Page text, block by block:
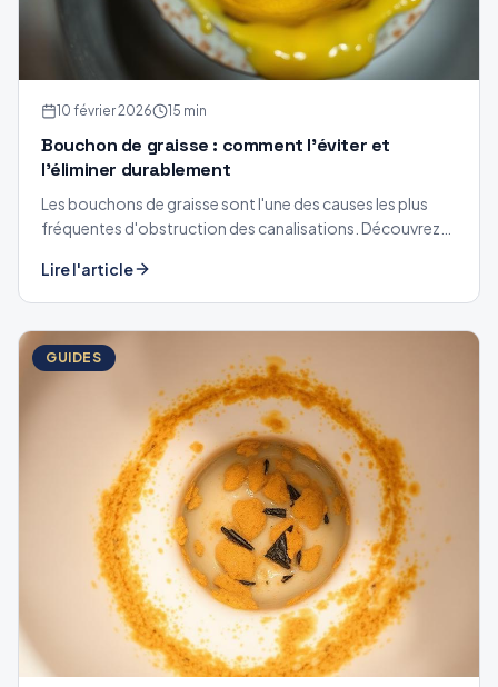
10 février 2026 15 min
Bouchon de graisse : comment l'éviter et
l'éliminer durablement
Les bouchons de graisse sont l'une des causes les plus
fréquentes d'obstruction des canalisations. Découvrez
Lire l'article
GUIDES